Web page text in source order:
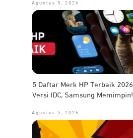
Agustus 5, 2026
5 Daftar Merk HP Terbaik 2026
Versi IDC, Samsung Memimpin!
Agustus 5, 2026